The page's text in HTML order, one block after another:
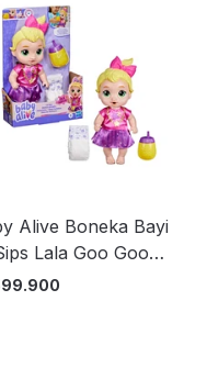
Alive Boneka Bayi
Lala Goo Goo
- Mix